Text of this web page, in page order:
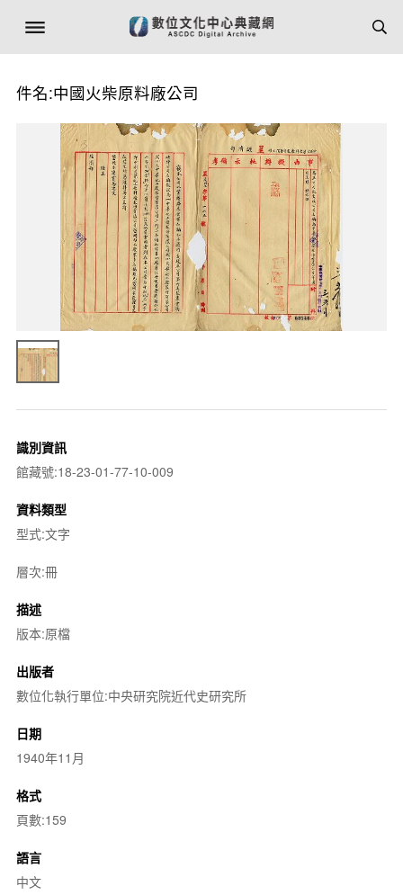
件名:中國火柴原料廠公司
識別資訊
館藏號:18-23-01-77-10-009
資料類型
型式:文字
層次:冊
描述
版本:原檔
出版者
數位化執行單位:中央研究院近代史研究所
日期
1940年11月
格式
頁數:159
語言
中文